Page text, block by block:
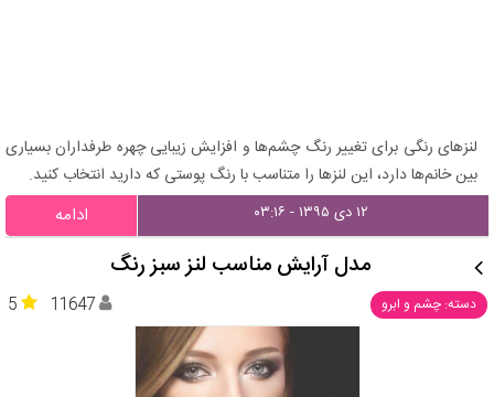
لنزهای رنگی برای تغییر رنگ چشم‌ها و افزایش زیبایی چهره طرفداران بسیاری
بین خانم‌ها دارد، این لنزها را متناسب با رنگ پوستی که دارید انتخاب کنید.
۱۲ دی ۱۳۹۵ - ۰۳:۱۶ ادامه
مدل آرایش مناسب لنز سبز رنگ
دسته: چشم و ابرو 5 11647